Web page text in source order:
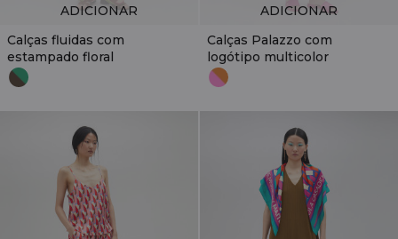
Calças fluidas com
estampado floral
ADICIONAR
Calças Palazzo com
logótipo multicolor
ADICIONAR